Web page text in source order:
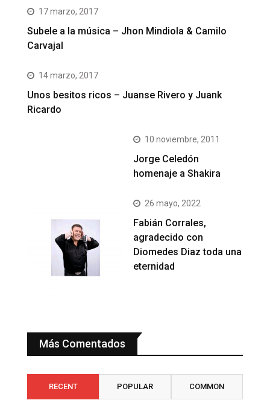
17 marzo, 2017
Subele a la música – Jhon Mindiola & Camilo
Carvajal
14 marzo, 2017
Unos besitos ricos – Juanse Rivero y Juank
Ricardo
10 noviembre, 2011
Jorge Celedón
homenaje a Shakira
26 mayo, 2022
Fabián Corrales,
agradecido con
Diomedes Diaz toda una
eternidad
Más Comentados
RECENT POPULAR COMMON